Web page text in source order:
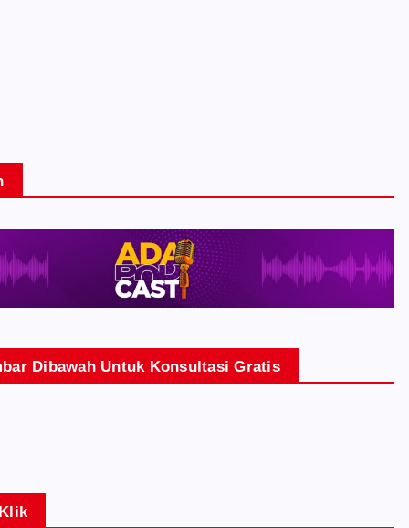
Dibawah Untuk Konsultasi Gratis